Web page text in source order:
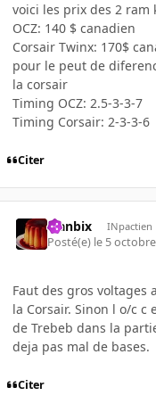
voici les prix des 2 ram
OCZ: 140 $ canadien
Corsair Twinx: 170$
pour le peut de
la corsair
Timing OCZ: 2.5-3-3-7
Timing Corsair: 2-3-3-6
Citer
Flanbix INpactien
Posté(e) le 5
Faut des gros voltages
la Corsair. Sinon l o/c
de Trebeb dans la
deja pas mal de bases.
Citer